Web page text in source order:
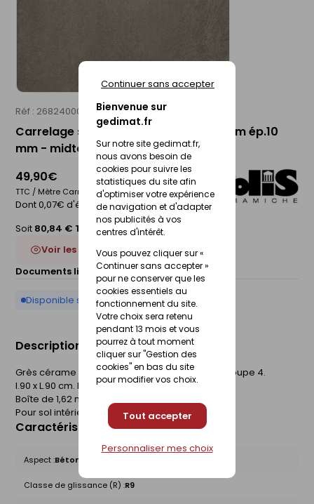
Bienvenue sur
gedimat.fr
Sur notre site gedimat.fr,
nous avons besoin de
cookies pour suivre les
statistiques du site afin
d'optimiser votre expérience
de navigation et d'adapter
nos publicités à vos
centres d'intérêt.
Vous pouvez cliquer sur «
Continuer sans accepter »
pour ne conserver que les
cookies essentiels au
fonctionnement du site.
Votre choix sera retenu
pendant 13 mois et vous
pourrez à tout moment
cliquer sur "Gestion des
cookies" en bas du site
pour modifier vos choix.
Tout accepter
Continuer sans accepter
Personnaliser mes choix
Réf : 26824000 POLIS
Carrelage sol intérieur NYC - 90 x 90 cm ép.10
mm - midtown
49,90€
TTC / Mètre Carré
Dont 0,07€ d'éco-participation
Soit 80,84 € TTC/Boite
Voir les 5 déclinaisons
Documents liés :
Fiche technique
Disponible sur commande
Description du produit
Grès cérame coloré dans la masse. Rectifié. Groupe 4.
l.90 x L.90 cm. Epaisseur 10 mm.
Boîte de 1,62 m².
Pour sol intérieur.
Caractéristiques du produit
Aspect :Béton
Classe de glissance (R) :R9